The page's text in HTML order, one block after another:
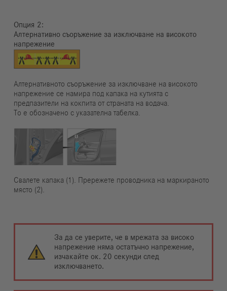
Опция
Алтернативно съоръжение за изключване на високото
напрежение
Алтернативното съоръжение за изключване на високото
напрежение се намира под капака на кутията с
предпазители на кокпита от страната на водача.
То е обозначено с указателна табелка.
Свалете капака (1). Прережете проводника на маркираното
място (2).
За да се уверите, че в мрежата за високо
напрежение няма остатъчно напрежение,
изчакайте ок. 20 секунди след
изключването.